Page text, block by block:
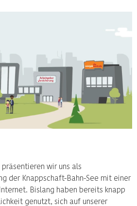
wir uns als
der Knappschaft-Bahn-See mit einer
Bislang haben bereits knapp
genutzt, sich auf unserer